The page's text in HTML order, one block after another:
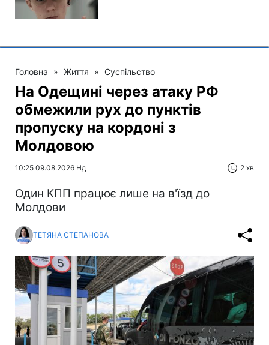
Головна » Життя » Суспільство
На Одещині через атаку РФ
обмежили рух до пунктів
пропуску на кордоні з
Молдовою
10:25 09.08.2026 Нд 2 хв
Один КПП працює лише на в'їзд до
Молдови
ТЕТЯНА СТЕПАНОВА